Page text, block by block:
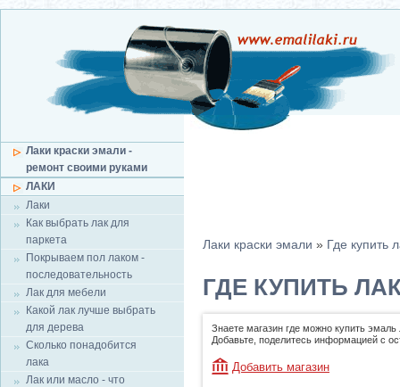
Лаки краски эмали -
ремонт своими руками
ЛАКИ
Лаки
Как выбрать лак для
паркета
Покрываем пол лаком -
последовательность
Лак для мебели
Какой лак лучше выбрать
для дерева
Сколько понадобится
лака
Лак или масло - что
Лаки краски эмали » Где купить
ГДЕ КУПИТЬ
Знаете магазин где можно купить эмаль
Добавьте, поделитесь информацией с
Добавить магазин